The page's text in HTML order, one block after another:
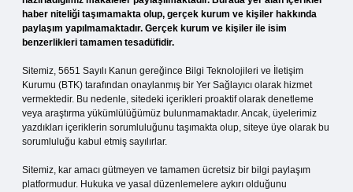
haber niteliği taşımamakta olup, gerçek kurum ve kişiler hakkında
paylaşım yapılmamaktadır. Gerçek kurum ve kişiler ile isim
benzerlikleri tamamen tesadüfidir.
Sitemiz, 5651 Sayılı Kanun gereğince Bilgi Teknolojileri ve İletişim
Kurumu (BTK) tarafından onaylanmış bir Yer Sağlayıcı olarak hizmet
vermektedir. Bu nedenle, sitedeki içerikleri proaktif olarak denetleme
veya araştırma yükümlülüğümüz bulunmamaktadır. Ancak, üyelerimiz
yazdıkları içeriklerin sorumluluğunu taşımakta olup, siteye üye olarak bu
sorumluluğu kabul etmiş sayılırlar.
Sitemiz, kar amacı gütmeyen ve tamamen ücretsiz bir bilgi paylaşım
platformudur. Hukuka ve yasal düzenlemelere aykırı olduğunu